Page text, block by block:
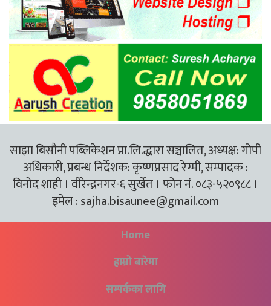
साझा बिसौनी पब्लिकेशन प्रा.लि.द्धारा सञ्चालित, अध्यक्ष: गोपी
अधिकारी, प्रबन्ध निर्देशक: कृष्णप्रसाद रेग्मी, सम्पादक :
विनोद शाही । वीरेन्द्रनगर-६ सुर्खेत । फोन नं. ०८३-५२०९८८ ।
इमेल :sajha.bisaunee@gmail.com
Home
हाम्रो बारेमा
सम्पर्कका लागि